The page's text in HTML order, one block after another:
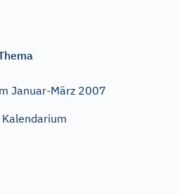
Januar-März 2007